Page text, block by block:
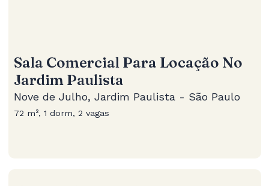
Sala Comercial Para Locação No
Jardim Paulista
Nove de Julho, Jardim Paulista - São Paulo
72 m², 1 dorm, 2 vagas